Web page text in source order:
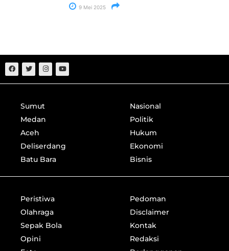
9 Mei 2025
Sumut
Medan
Aceh
Deliserdang
Batu Bara
Nasional
Politik
Hukum
Ekonomi
Bisnis
Peristiwa
Olahraga
Sepak Bola
Opini
Pedoman
Disclaimer
Kontak
Redaksi